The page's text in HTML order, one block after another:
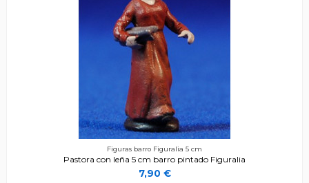
Figuras barro Figuralia 5 cm
Pastora con leña 5 cm barro pintado Figuralia
7,90 €